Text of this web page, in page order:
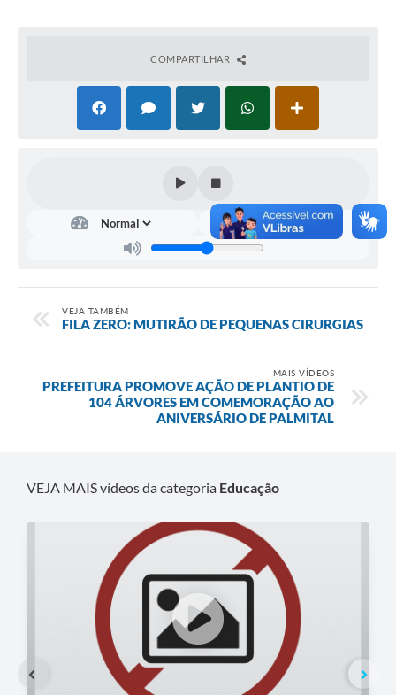
COMPARTILHAR
VEJA TAMBÉM
FILA ZERO: MUTIRÃO DE PEQUENAS CIRURGIAS
MAIS VÍDEOS
PREFEITURA PROMOVE AÇÃO DE PLANTIO DE
104 ÁRVORES EM COMEMORAÇÃO AO
ANIVERSÁRIO DE PALMITAL
VEJA MAIS vídeos da categoria Educação